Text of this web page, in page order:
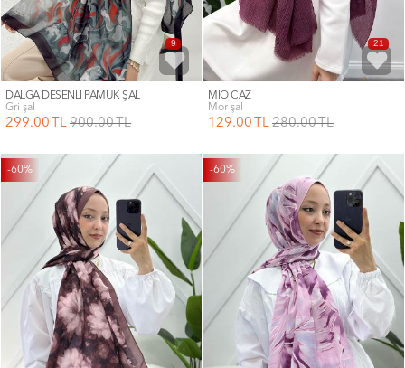
9
DALGA DESENLİ PAMUK ŞAL
gri şal
299.00 TL 900.00TL
21
MİO CAZ
mor şal
129.00 TL 280.00TL
-60% -60%